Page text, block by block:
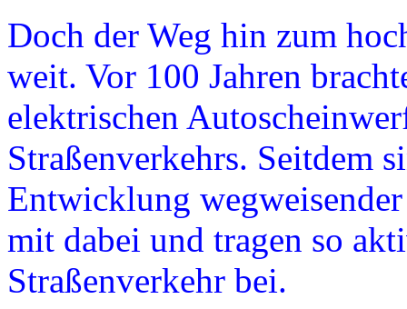
Doch der Weg hin zum
weit. Vor 100 Jahren
elektrischen
Straßenverkehrs. Seitdem
Entwicklung
mit dabei und tragen so
Straßenverkehr bei.